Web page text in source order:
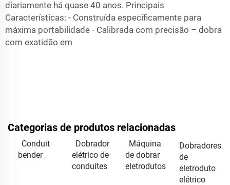
diariamente há quase 40 anos. Principais
Características: - Construída especificamente para
máxima portabilidade - Calibrada com precisão – dobra
com exatidão em
Categorias de produtos relacionadas
Conduit
bender
Dobrador
elétrico de
conduítes
Máquina
de dobrar
eletrodutos
Dobradores
de
eletroduto
elétrico